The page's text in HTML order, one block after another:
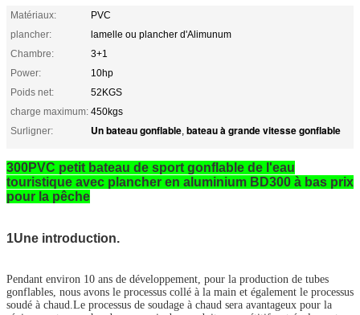
Matériaux:
PVC
plancher:
lamelle ou plancher d'Alimunum
Chambre:
3+1
Power:
10hp
Poids net:
52KGS
charge maximum: 450kgs
Surligner:
Un bateau gonflable, bateau à grande vitesse gonflable
300PVC petit bateau de sport gonflable de l'eau
touristique avec plancher en aluminium BD300 à bas prix
pour la pêche
1Une introduction.
Pendant environ 10 ans de développement, pour la production de tubes
gonflables, nous avons le processus collé à la main et également le processus
soudé à chaud.Le processus de soudage à chaud sera avantageux pour la